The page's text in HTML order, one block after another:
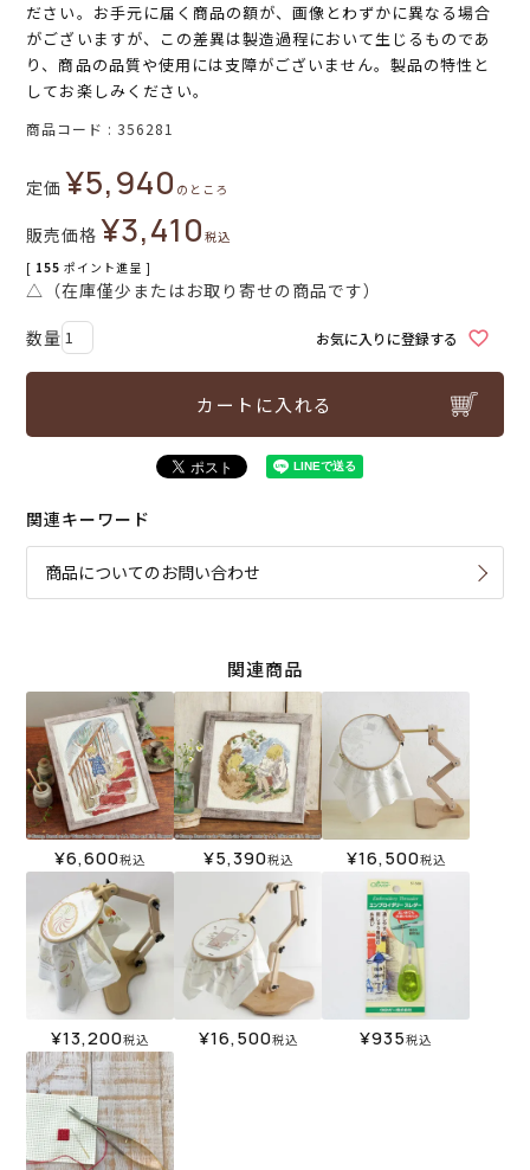
ださい。お手元に届く商品の額が、画像とわずかに異なる場合
がございますが、この差異は製造過程において生じるものであ
り、商品の品質や使用には支障がございません。製品の特性と
してお楽しみください。
商品コード 356281
定価 ¥5,940 のところ
販売価格 ¥3,410税込
[ 155 ポイント進呈 ]
△（在庫僅少またはお取り寄せの商品です）
お気に入りに登録する
カートに入れる
関連キーワード
商品についてのお問い合わせ
関連商品
¥6,600税込 ¥5,390税込 ¥16,500税込
¥13,200税込 ¥16,500税込 ¥935税込